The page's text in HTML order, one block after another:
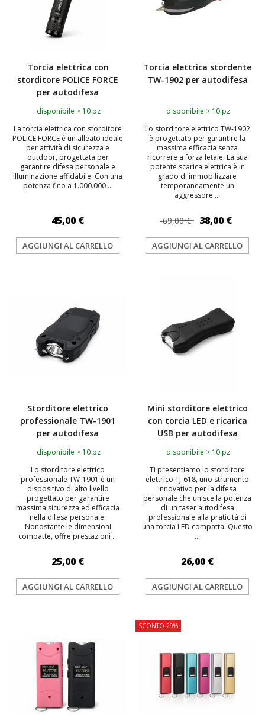
Torcia elettrica con
storditore POLICE FORCE
per autodifesa
disponibile > 10 pz
La torcia elettrica con storditore
POLICE FORCE è un alleato ideale
per attività di sicurezza e
outdoor, progettata per
garantire difesa personale e
illuminazione affidabile. Con una
potenza fino a 1.000.000 ...
45,00 €
AGGIUNGI AL CARRELLO
Torcia elettrica stordente
TW-1902 per autodifesa
disponibile > 10 pz
Lo storditore elettrico TW-1902
è progettato per garantire la
massima efficacia senza
ricorrere a forza letale. La sua
potente scarica elettrica è in
grado di immobilizzare
temporaneamente un
aggressore ...
69,00 € 38,00 €
AGGIUNGI AL CARRELLO
Storditore elettrico
professionale TW-1901
per autodifesa
disponibile > 10 pz
Lo storditore elettrico
professionale TW-1901 è un
dispositivo di alto livello
progettato per garantire
massima sicurezza ed efficacia
nella difesa personale.
Nonostante le dimensioni
compatte, offre prestazioni ...
25,00 €
AGGIUNGI AL CARRELLO
Mini storditore elettrico
con torcia LED e ricarica
USB per autodifesa
disponibile > 10 pz
Ti presentiamo lo storditore
elettrico TJ-618, uno strumento
innovativo per la difesa
personale che unisce la potenza
di un taser autodifesa
professionale alla praticità di
una torcia LED compatta. Questo
...
26,00 €
AGGIUNGI AL CARRELLO
SCONTO 29%